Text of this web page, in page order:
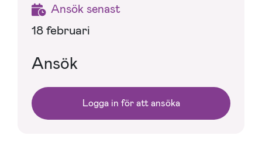
Ansök senast
18 februari
Ansök
Logga in för att ansöka